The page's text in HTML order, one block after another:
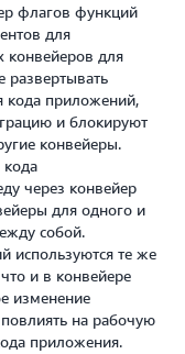
флагов функций
для
конвейеров для
развертывать
кода приложений,
и блокируют
конвейеры.
через конвейер
для одного и
собой.
используются те же
и в конвейере
изменение
на рабочую
приложения.